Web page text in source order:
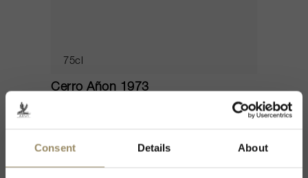
Consent Details About
75cl
Cerro Añon 1973